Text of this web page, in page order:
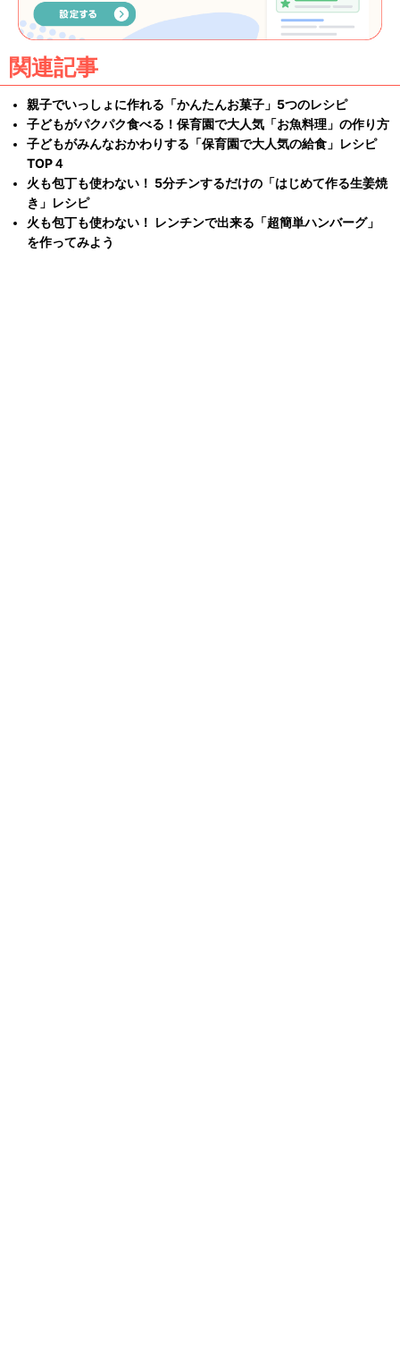
関連記事
親子でいっしょに作れる「かんたんお菓子」5つのレシピ
子どもがパクパク食べる！保育園で大人気「お魚料理」の作り方
子どもがみんなおかわりする「保育園で大人気の給食」レシピ
TOP４
火も包丁も使わない！ 5分チンするだけの「はじめて作る生姜焼
き」レシピ
火も包丁も使わない！ レンチンで出来る「超簡単ハンバーグ」
を作ってみよう